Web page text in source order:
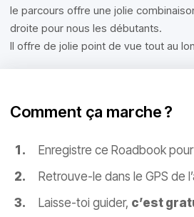
le parcours offre une jolie
droite pour nous les débutants.
Il offre de jolie point de vue tout au
Comment ça marche ?
Enregistre ce Roadbook
Retrouve-le dans le GPS de
Laisse-toi guider, c’est